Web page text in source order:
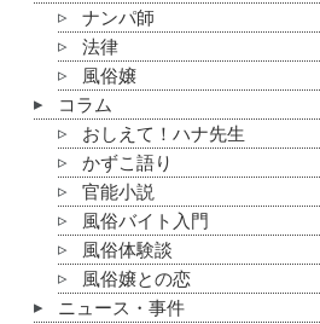
ナンパ師
法律
風俗嬢
コラム
おしえて！ハナ先生
かずこ語り
官能小説
風俗バイト入門
風俗体験談
風俗嬢との恋
ニュース・事件